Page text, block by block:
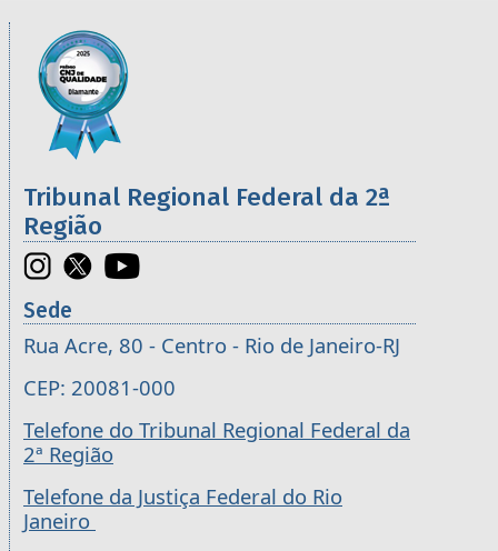
Informações úteis sobre os órgãos da 2ª
Imagem
Tribunal Regional Federal da 2ª
Região
Sede
Rua Acre, 80 - Centro - Rio de Janeiro-RJ
CEP: 20081-000
Telefone do Tribunal Regional Federal da
2ª Região
Telefone da Justiça Federal do Rio
Janeiro